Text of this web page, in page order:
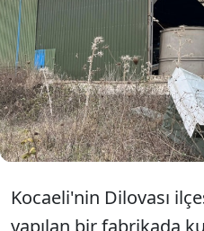
1 işçi
Kocaeli'nin Dilovası
yapılan bir fabrikada